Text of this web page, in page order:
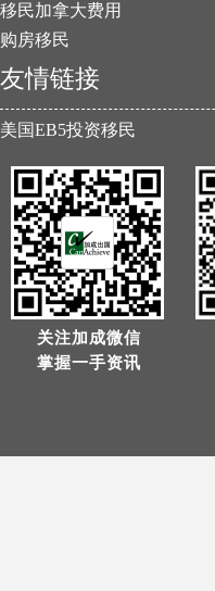
移民加拿大费用
购房移民
友情链接
美国EB5投资移民
关注加成微信
掌握一手资讯